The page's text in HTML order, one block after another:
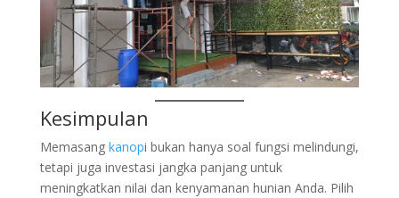
Kesimpulan
Memasang kanopi bukan hanya soal fungsi melindungi,
tetapi juga investasi jangka panjang untuk
meningkatkan nilai dan kenyamanan hunian Anda. Pilih